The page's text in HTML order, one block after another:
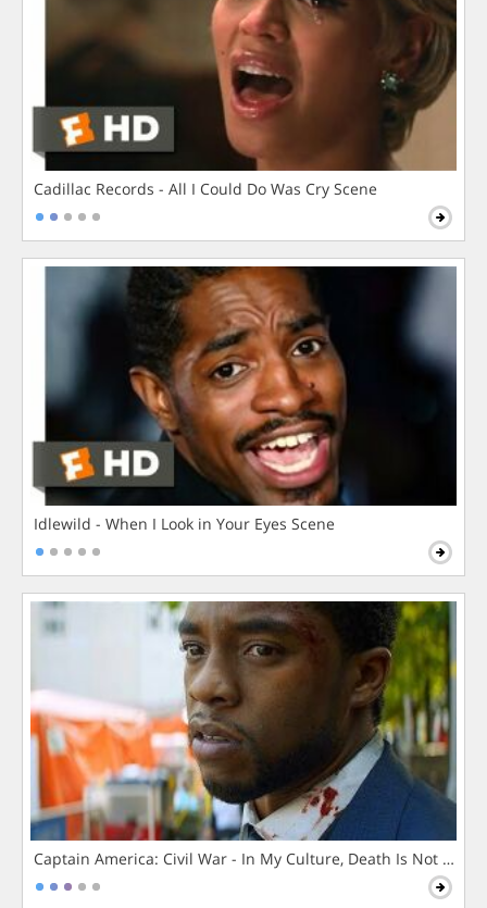
Cadillac Records - All I Could Do Was Cry Scene
Idlewild - When I Look in Your Eyes Scene
Captain America: Civil War - In My Culture, Death Is Not The